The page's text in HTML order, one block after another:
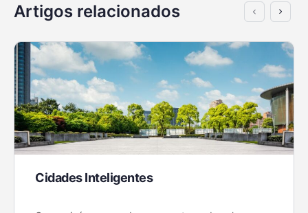
Artigos relacionados
Cidades Inteligentes